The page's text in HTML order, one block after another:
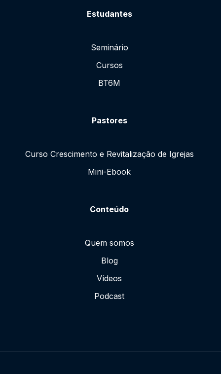
Estudantes
Seminário
Cursos
BT6M
Pastores
Curso Crescimento e Revitalização de Igrejas
Mini-Ebook
Conteúdo
Quem somos
Blog
Vídeos
Podcast